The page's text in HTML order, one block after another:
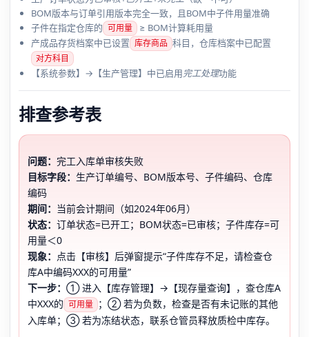
BOM版本与订单引用版本完全一致，且BOM中子件用量准确
子件在指定仓库的 可用量
≥ BOM计算耗用量
产成品存货档案中已设置 库存商品 科目，仓库档案中已配置
对方科目
【系统参数】→【生产管理】中已启用完工处理功能
排查参考表
问题： 完工入库单审核失败
目标字段： 生产订单编号、BOM版本号、子件编码、仓库
编码
期间： 当前会计期间（如2024年06月）
状态： 订单状态=已开工；BOM状态=已审核；子件库存=可
用量＜0
现象： 点击【审核】后弹窗提示“子件库存不足，请检查仓
库A中编码XXX的可用量”
下一步： ① 进入【库存管理】→【现存量查询】，查仓库A
中XXX的 可用量
；② 若为负数，检查是否有未记账的其他
入库单；③ 若为冻结状态，联系仓管员释放质检中库存。